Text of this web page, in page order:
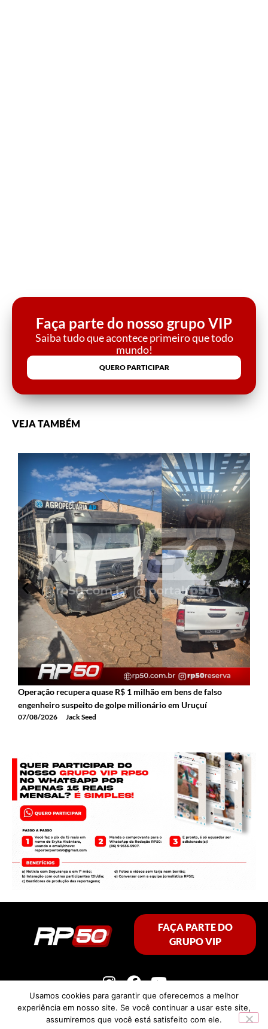
Faça parte do nosso grupo VIP
Saiba tudo que acontece primeiro que todo
mundo!
QUERO PARTICIPAR
VEJA TAMBÉM
Operação recupera quase R$ 1 milhão em bens de falso
engenheiro suspeito de golpe milionário em Uruçuí
07/08/2026 Jack Seed
FAÇA PARTE DO
GRUPO VIP
Política de privacidade
Usamos cookies para garantir que oferecemos a melhor
experiência em nosso site. Se você continuar a usar este site,
assumiremos que você está satisfeito com ele.